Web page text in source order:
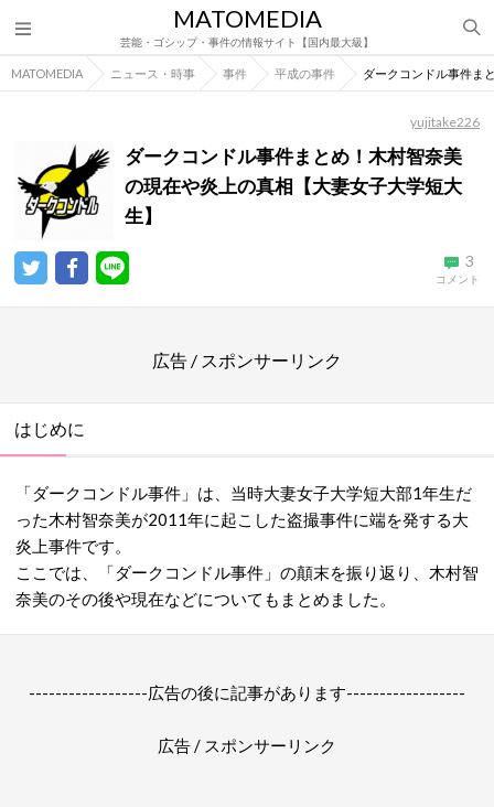
MATOMEDIA
芸能・ゴシップ・事件の情報サイト【国内最大級】
MATOMEDIA ニュース・時事 事件 平成の事件 ダークコンドル事件ま
yujitake226
ダークコンドル事件まとめ！木村智奈美
の現在や炎上の真相【大妻女子大学短大
生】
3
コメント
広告 / スポンサーリンク
はじめに
「ダークコンドル事件」は、当時大妻女子大学短大部1年生だ
った木村智奈美が2011年に起こした盗撮事件に端を発する大
炎上事件です。
ここでは、「ダークコンドル事件」の顛末を振り返り、木村智
奈美のその後や現在などについてもまとめました。
------------------広告の後に記事があります------------------
広告 / スポンサーリンク